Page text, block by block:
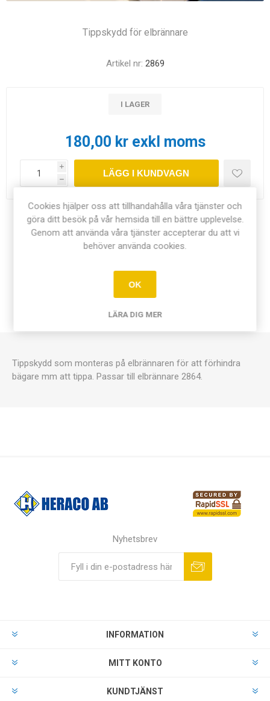
Tippskydd för elbrännare
Artikel nr: 2869
I LAGER
180,00 kr exkl moms
i
h
LÄGG I KUNDVAGN
Dela:
ÖVERSIKT
KONTAKTA OSS
Tippskydd som monteras på elbrännaren för att förhindra
bägare mm att tippa. Passar till elbrännare 2864.
Nyhetsbrev
INFORMATION
MITT KONTO
KUNDTJÄNST
Cookies hjälper oss att tillhandahålla våra tjänster och
göra ditt besök på vår hemsida till en bättre upplevelse.
Genom att använda våra tjänster accepterar du att vi
behöver använda cookies.
OK
LÄRA DIG MER